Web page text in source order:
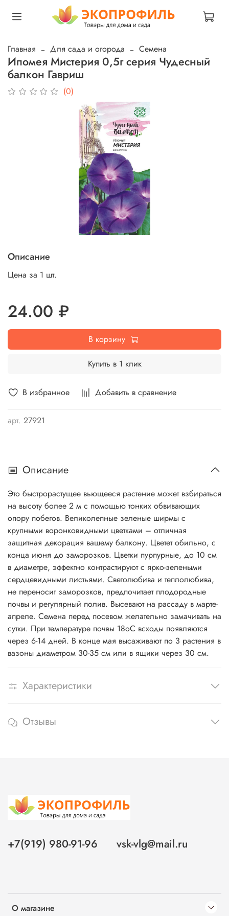
Главная Для сада и огорода Семена
Ипомея Мистерия 0,5г серия Чудесный
балкон Гавриш
(0)
В избранное Добавить в сравнение
арт. 27921
Описание
Цена за 1 шт.
24.00 ₽
В корзину
Купить в 1 клик
Описание
Это быстрорастущее вьющееся растение может взбираться
на высоту более 2 м с помощью тонких обвивающих
опору побегов. Великолепные зеленые ширмы с
крупными воронковидными цветками – отличная
защитная декорация вашему балкону. Цветет обильно, с
конца июня до заморозков. Цветки пурпурные, до 10 см
в диаметре, эффектно контрастируют с ярко-зелеными
сердцевидными листьями. Светолюбива и теплолюбива,
не переносит заморозков, предпочитает плодородные
почвы и регулярный полив. Высевают на рассаду в марте-
апреле. Семена перед посевом желательно замачивать на
сутки. При температуре почвы 18оС всходы появляются
через 6-14 дней. В конце мая высаживают по 3 растения в
вазоны диаметром 30-35 см или в ящики через 30 см.
Характеристики
Отзывы
О магазине
+7(919) 980-91-96 vsk-vlg@mail.ru